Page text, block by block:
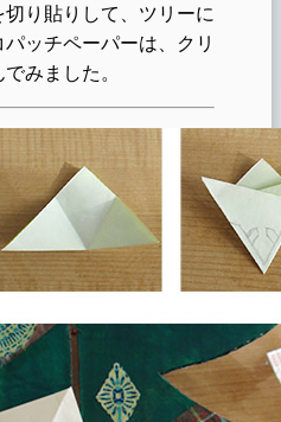
切り貼りして、ツリーに
ッチペーパーは、クリ
みました。